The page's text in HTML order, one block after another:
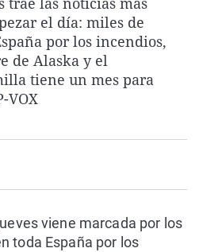
La rosa de los vientos
Gente viajera
Como el perro y el
Caso
Retornados
Equipo de
Extremadura
Galicia
La Rioja
Virales
Televisión
Elecciones
el día: miles de
por los incendios,
de Alaska y el
tiene un mes para
VOX
viene marcada por los
toda España por los